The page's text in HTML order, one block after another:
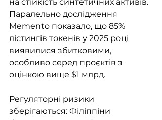
Паралельно дослідження
Memento показало, що 85%
лістингів токенів у 2025 році
виявилися збитковими,
особливо серед проєктів з
оцінкою вище $1 млрд.
Регуляторні ризики
зберігаються: Філіппіни